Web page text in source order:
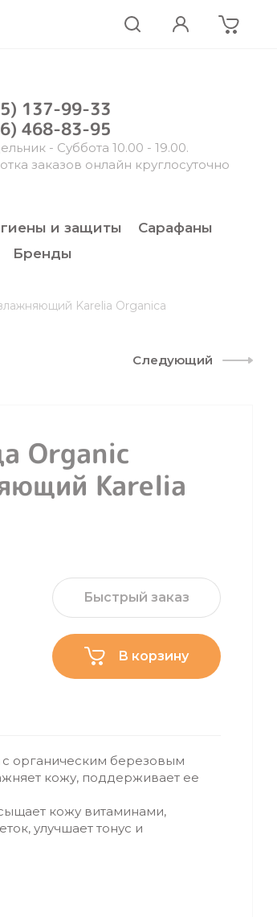
137-99-33
468-83-95
- Суббота 10.00 - 19.00.
заказов онлайн круглосуточно
и защиты
Сарафаны
Бренды
Karelia Organica
Следующий
Organic
Karelia
В корзину
Быстрый заказ
органическим березовым
кожу, поддерживает ее
кожу витаминами,
улучшает тонус и